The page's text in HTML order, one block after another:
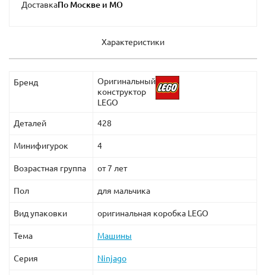
Для набора требуются батарейки, НЕ
входящие в комплект:
6 шттипа АА (пальчиковые) для батарейного отсека и
управления
Доставка
Характеристики
Бренд
Оригинальный
конструктор
LEGO
Деталей 428
Минифигурок 4
Возрастная группа от 7 лет
Пол для мальчика
Вид упаковки оригинальная коробка LEGO
Тема Машины
Серия Ninjago